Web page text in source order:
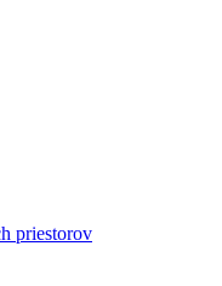
priestorov